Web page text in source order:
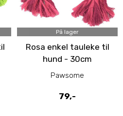
På lager
Rosa enkel tauleke til
hund - 30cm
hundeleke
Pawsome
79,-